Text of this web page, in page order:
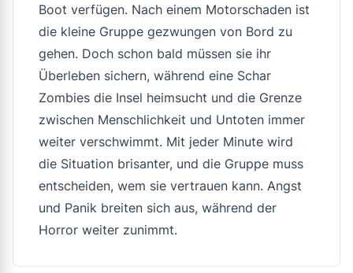
Boot verfügen. Nach einem Motorschaden ist
die kleine Gruppe gezwungen von Bord zu
gehen. Doch schon bald müssen sie ihr
Überleben sichern, während eine Schar
Zombies die Insel heimsucht und die Grenze
zwischen Menschlichkeit und Untoten immer
weiter verschwimmt. Mit jeder Minute wird
die Situation brisanter, und die Gruppe muss
entscheiden, wem sie vertrauen kann. Angst
und Panik breiten sich aus, während der
Horror weiter zunimmt.